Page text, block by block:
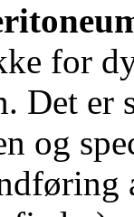
for
Det
og